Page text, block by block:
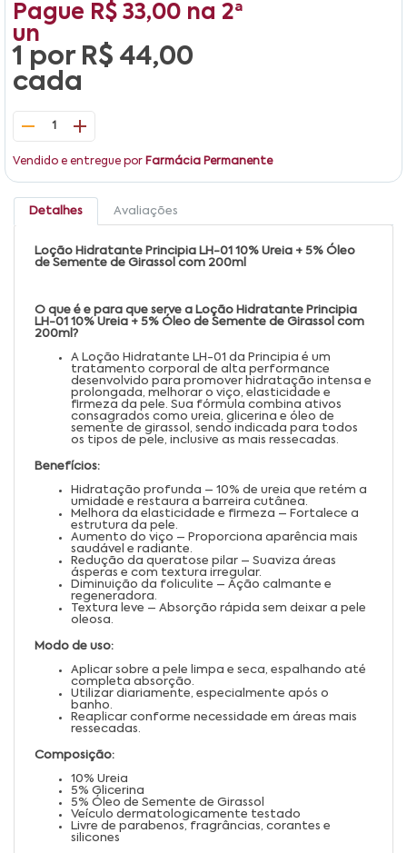
Pague R$ 33,00 na 2ª
un
1 por R$ 44,00
cada
1
Vendido e entregue por Farmácia Permanente
Detalhes Avaliações
Loção Hidratante Principia LH-01 10% Ureia + 5% Óleo
de Semente de Girassol com 200ml
O que é e para que serve a Loção Hidratante Principia
LH-01 10% Ureia + 5% Óleo de Semente de Girassol com
200ml?
A Loção Hidratante LH-01 da Principia é um
tratamento corporal de alta performance
desenvolvido para promover hidratação intensa e
prolongada, melhorar o viço, elasticidade e
firmeza da pele. Sua fórmula combina ativos
consagrados como ureia, glicerina e óleo de
semente de girassol, sendo indicada para todos
os tipos de pele, inclusive as mais ressecadas.
Benefícios:
Hidratação profunda – 10% de ureia que retém a
umidade e restaura a barreira cutânea.
Melhora da elasticidade e firmeza – Fortalece a
estrutura da pele.
Aumento do viço – Proporciona aparência mais
saudável e radiante.
Redução da queratose pilar – Suaviza áreas
ásperas e com textura irregular.
Diminuição da foliculite – Ação calmante e
regeneradora.
Textura leve – Absorção rápida sem deixar a pele
oleosa.
Modo de uso:
Aplicar sobre a pele limpa e seca, espalhando até
completa absorção.
Utilizar diariamente, especialmente após o
banho.
Reaplicar conforme necessidade em áreas mais
ressecadas.
Composição:
10% Ureia
5% Glicerina
5% Óleo de Semente de Girassol
Veículo dermatologicamente testado
Livre de parabenos, fragrâncias, corantes e
silicones